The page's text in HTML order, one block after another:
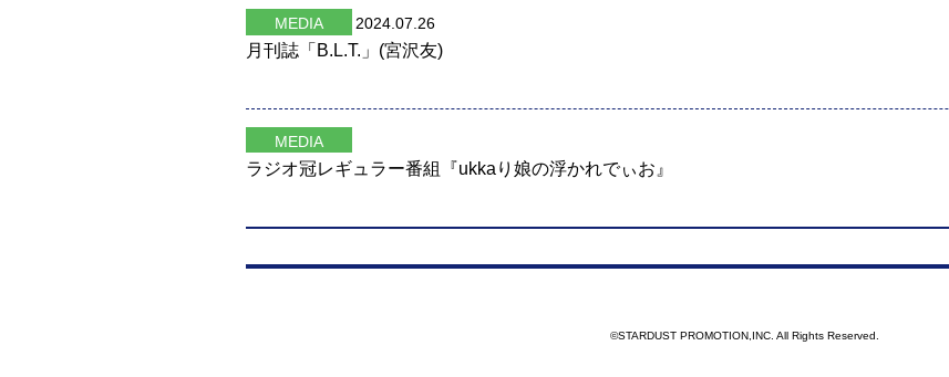
MEDIA 2024.07.26
月刊誌「B.L.T.」(宮沢友)
MEDIA
ラジオ冠レギュラー番組『ukkaり娘の浮かれでぃお』
©STARDUST PROMOTION,INC. All Rights Reserved.